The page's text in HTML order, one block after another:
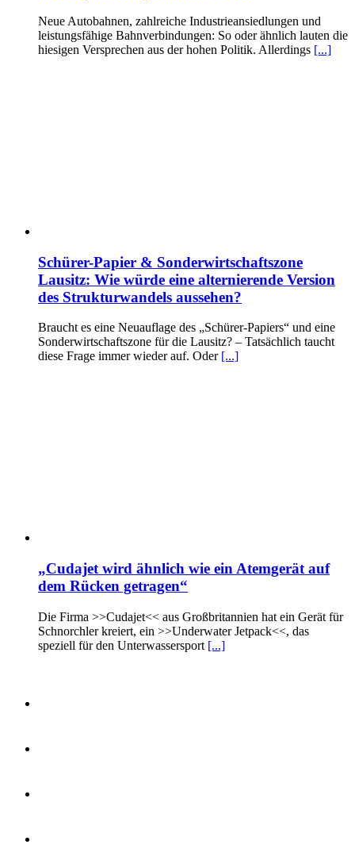
Neue Autobahnen, zahlreiche Industrieansiedlungen und
leistungsfähige Bahnverbindungen: So oder ähnlich lauten die
hiesigen Versprechen aus der hohen Politik. Allerdings [...]
Schürer-Papier & Sonderwirtschaftszone
Lausitz: Wie würde eine alternierende Version
des Strukturwandels aussehen?
Braucht es eine Neuauflage des „Schürer-Papiers“ und eine
Sonderwirtschaftszone für die Lausitz? – Tatsächlich taucht
diese Frage immer wieder auf. Oder [...]
„Cudajet wird ähnlich wie ein Atemgerät auf
dem Rücken getragen“
Die Firma >>Cudajet<< aus Großbritannien hat ein Gerät für
Schnorchler kreiert, ein >>Underwater Jetpack<<, das
speziell für den Unterwassersport [...]